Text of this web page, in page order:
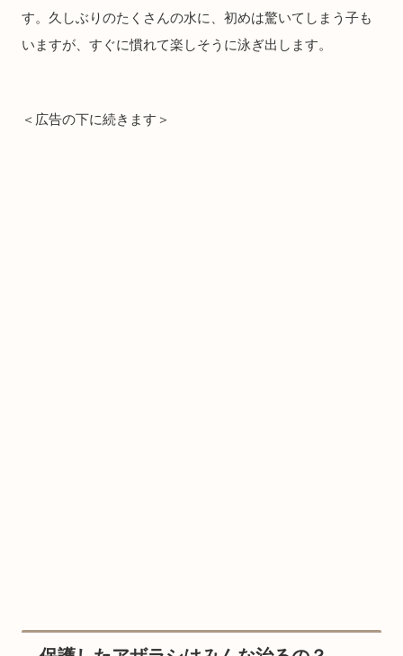
す。久しぶりのたくさんの水に、初めは驚いてしまう子も
いますが、すぐに慣れて楽しそうに泳ぎ出します。
＜広告の下に続きます＞